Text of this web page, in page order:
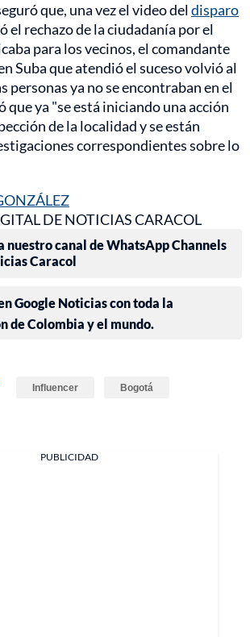
que, una vez el video deldisparo
el rechazo de la ciudadanía por el
para los vecinos, el comandante
Suba que atendió el suceso volvió al
personas ya no se encontraban en el
que ya "se está iniciando una acción
de la localidad y se están
correspondientes sobre lo
DE NOTICIAS CARACOL
nuestro canal de WhatsApp Channels
Caracol
Google Noticias con toda la
de Colombia y el mundo.
Influencer Bogotá
PUBLICIDAD